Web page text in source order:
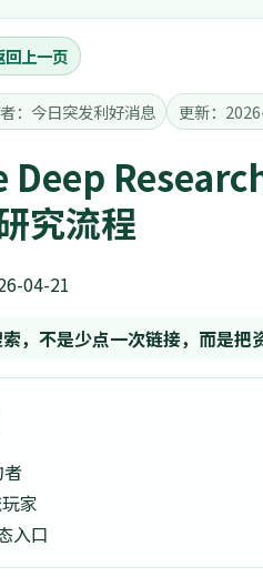
回上一页
：今日突发利好消息 更新：
Deep
究流程
04-21
，不是少点一次链接，而是把
家
入口